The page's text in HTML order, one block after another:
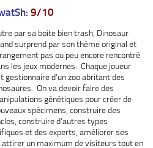
: 9/10
par sa boite bien trash, Dinosaur
surprend par son thème original et
pas ou peu encore rencontré
les jeux modernes. Chaque joueur
gestionnaire d’un zoo abritant des
On va devoir faire des
génétiques pour créer de
spécimens, construire des
construire d’autres types
et des experts, améliorer ses
un maximum de visiteurs tout en